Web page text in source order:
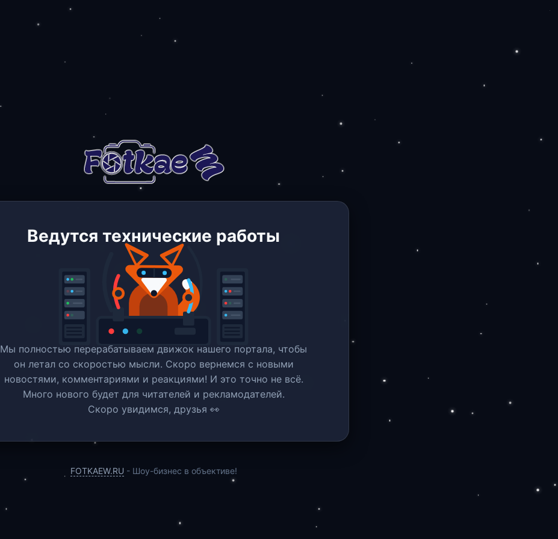
Ведутся технические работы
Мы полностью перерабатываем движок нашего портала, чтобы
он летал со скоростью мысли. Скоро вернемся c новыми
новостями, комментариями и реакциями! И это точно не всё.
Много нового будет для читателей и рекламодателей.
Скоро увидимся, друзья 👀
FOTKAEW.RU - Шоу-бизнес в объективе!